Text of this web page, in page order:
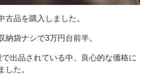
古品を購入しました。
納袋ナシで3万円台前半。
出品されている中、良心的な価格に
した。